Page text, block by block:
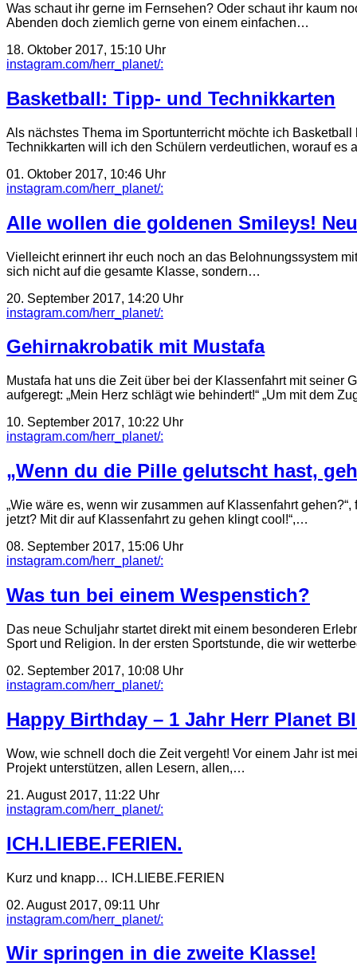
Was schaut ihr gerne im Fernsehen? Oder schaut ihr kaum
Abenden doch ziemlich gerne von einem einfachen…
18. Oktober 2017, 15:10 Uhr
instagram.com/herr_planet/:
Basketball: Tipp- und Technikkarten
Als nächstes Thema im Sportunterricht möchte ich
Technikkarten will ich den Schülern verdeutlichen, worauf es
01. Oktober 2017, 10:46 Uhr
instagram.com/herr_planet/:
Alle wollen die goldenen Smileys!
Vielleicht erinnert ihr euch noch an das Belohnungssystem
sich nicht auf die gesamte Klasse, sondern…
20. September 2017, 14:20 Uhr
instagram.com/herr_planet/:
Gehirnakrobatik mit Mustafa
Mustafa hat uns die Zeit über bei der Klassenfahrt mit seiner
aufgeregt: „Mein Herz schlägt wie behindert!“ „Um mit dem
10. September 2017, 10:22 Uhr
instagram.com/herr_planet/:
„Wenn du die Pille gelutscht hast,
„Wie wäre es, wenn wir zusammen auf Klassenfahrt
jetzt? Mit dir auf Klassenfahrt zu gehen klingt cool!“,…
08. September 2017, 15:06 Uhr
instagram.com/herr_planet/:
Was tun bei einem Wespenstich?
Das neue Schuljahr startet direkt mit einem besonderen
Sport und Religion. In der ersten Sportstunde, die wir
02. September 2017, 10:08 Uhr
instagram.com/herr_planet/:
Happy Birthday – 1 Jahr Herr Planet
Wow, wie schnell doch die Zeit vergeht! Vor einem Jahr ist
Projekt unterstützen, allen Lesern, allen,…
21. August 2017, 11:22 Uhr
instagram.com/herr_planet/:
ICH.LIEBE.FERIEN.
Kurz und knapp… ICH.LIEBE.FERIEN
02. August 2017, 09:11 Uhr
instagram.com/herr_planet/:
Wir springen in die zweite Klasse!